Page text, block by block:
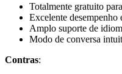
Totalmente gratuito
Excelente desempenho
Amplo suporte de
Modo de conversa
Contras: